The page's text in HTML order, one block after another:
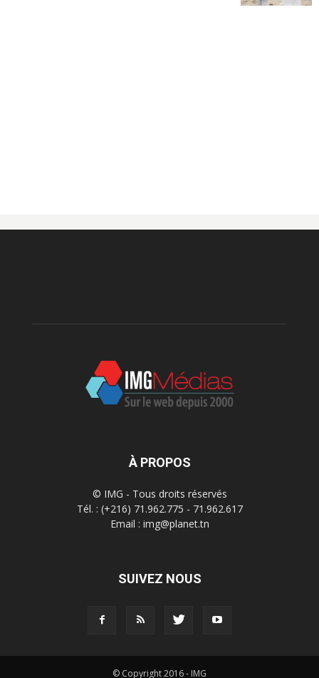
À PROPOS
© IMG - Tous droits réservés
Tél. : (+216) 71.962.775 - 71.962.617
Email : img@planet.tn
SUIVEZ NOUS
© Copyright 2016 - IMG